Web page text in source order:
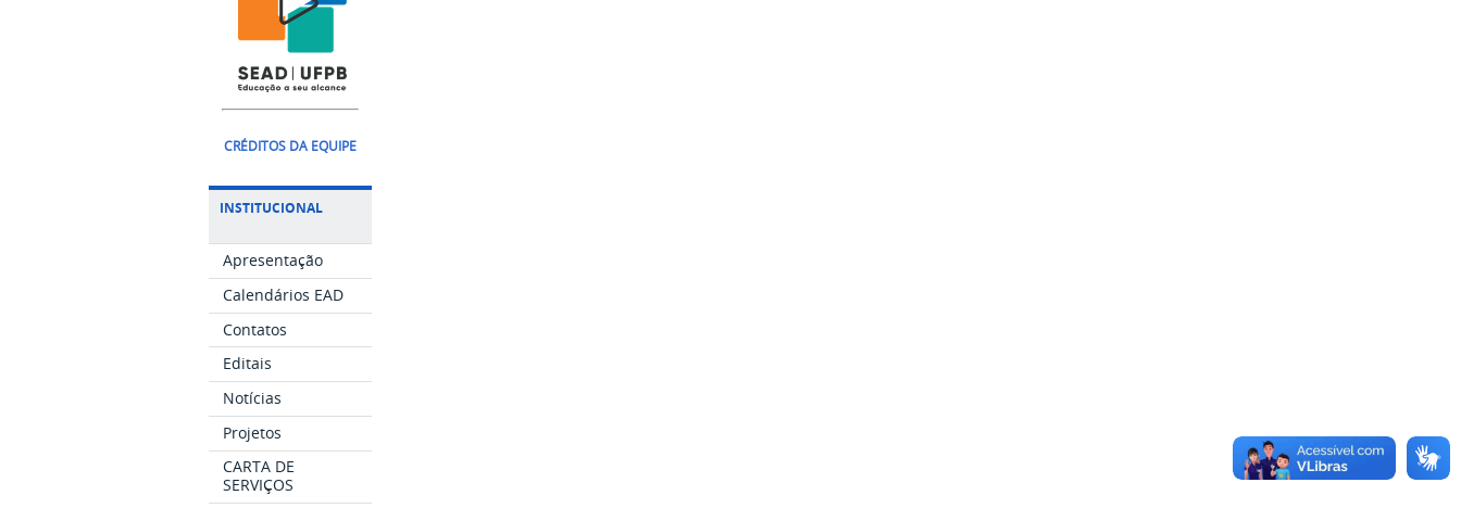
CRÉDITOS DA EQUIPE
INSTITUCIONAL
Apresentação
Calendários EAD
Contatos
Editais
Notícias
Projetos
CARTA DE
SERVIÇOS